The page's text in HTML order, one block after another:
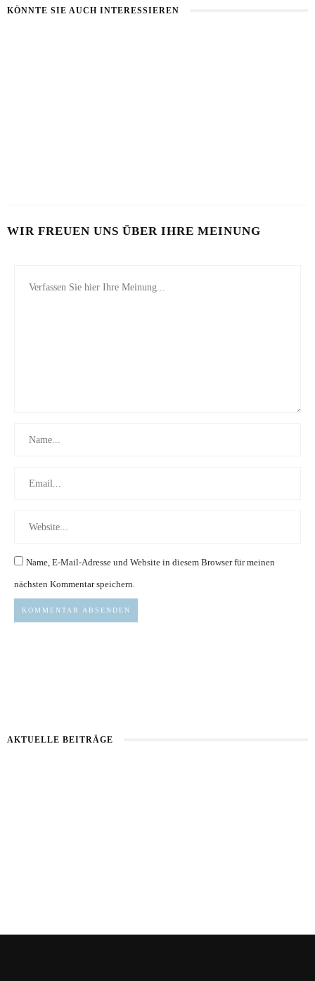
KÖNNTE SIE AUCH INTERESSIEREN
WIR FREUEN UNS ÜBER IHRE MEINUNG
Name, E-Mail-Adresse und Website in diesem Browser für meinen
nächsten Kommentar speichern.
AKTUELLE BEITRÄGE